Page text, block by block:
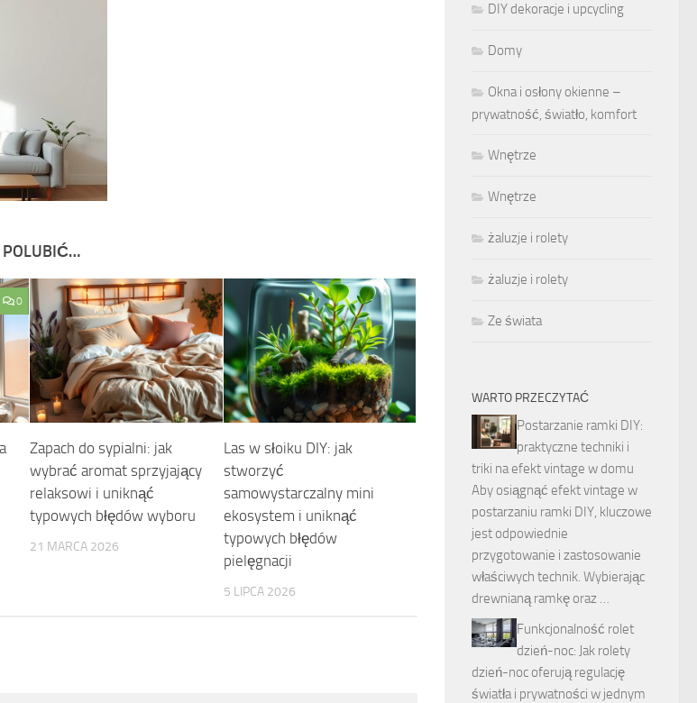
POLUBIĆ…
0
Zapach do sypialni: jak
wybrać aromat sprzyjający
relaksowi i uniknąć
typowych błędów wyboru
21 MARCA 2026
Las w słoiku DIY: jak
stworzyć
samowystarczalny mini
ekosystem i uniknąć
typowych błędów
pielęgnacji
5 LIPCA 2026
DIY dekoracje i upcycling
Domy
Okna i osłony okienne –
prywatność, światło, komfort
Wnętrze
Wnętrze
żaluzje i rolety
żaluzje i rolety
Ze świata
WARTO PRZECZYTAĆ
Postarzanie ramki DIY:
praktyczne techniki i
triki na efekt vintage w domu
Aby osiągnąć efekt vintage w
postarzaniu ramki DIY, kluczowe
jest odpowiednie
przygotowanie i zastosowanie
właściwych technik. Wybierając
drewnianą ramkę oraz …
Funkcjonalność rolet
dzień-noc: Jak rolety
dzień-noc oferują regulację
światła i prywatności w jednym